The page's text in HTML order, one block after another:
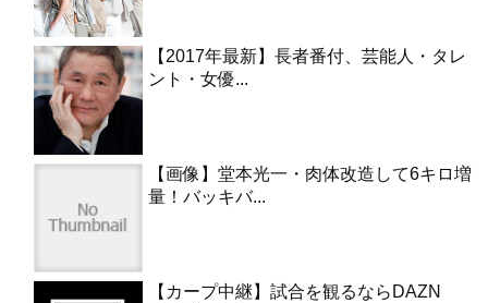
【2017年最新】長者番付、芸能人・タレ
ント・女優...
【画像】堂本光一・肉体改造して6キロ増
量！バッキバ...
【カープ中継】試合を観るならDAZN